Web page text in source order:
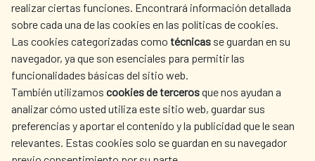
realizar ciertas funciones. Encontrará información detallada
sobre cada una de las cookies en las políticas de cookies.
Las cookies categorizadas como técnicas se guardan en su
navegador, ya que son esenciales para permitir las
funcionalidades básicas del sitio web.
También utilizamos cookies de tercerosque nos ayudan a
analizar cómo usted utiliza este sitio web, guardar sus
preferencias y aportar el contenido y la publicidad que le sean
relevantes. Estas cookies solo se guardan en su navegador
AECID
OÙ NOUS COOPÉRONS
L'ACTION HUMANITAIRE
ESPAGNOLE
SALLE DE PRESSE
CULTURE ET SCIENCE BIBLIOTHÈQUE